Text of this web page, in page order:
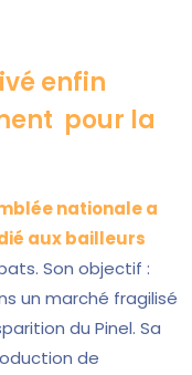
enfin
pour la
nationale a
aux bailleurs
Son objectif :
un marché fragilisé
du Pinel. Sa
de